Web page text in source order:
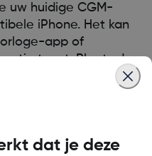
uw huidige CGM-
iPhone. Het kan
app of
toont. Plaats de
app in om de
kunnen
dat je deze